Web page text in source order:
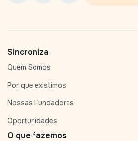
Sincroniza
Quem Somos
Por que existimos
Nossas Fundadoras
Oportunidades
O que fazemos